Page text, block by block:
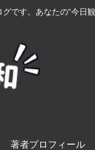
す。あなたの“今日観
著者プロフィール